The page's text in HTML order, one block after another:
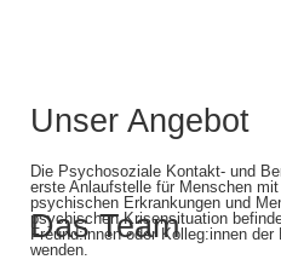
Das Team
Unser Angebot
Die Psychosoziale Kontakt- und
erste Anlaufstelle für Menschen
psychischen Erkrankungen und
psychischen Krisensituation
Freund:innen oder Kolleg:innen
wenden.